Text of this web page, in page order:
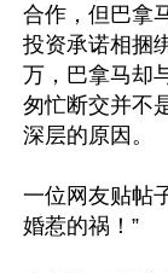
合作，但巴拿
投资承诺相捆
万，巴拿马却
匆忙断交并不
深层的原因。
一位网友贴帖
婚惹的祸！”